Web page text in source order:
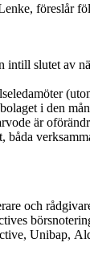
föreslår
slutet av
i den
är
båda
och
Unibap,